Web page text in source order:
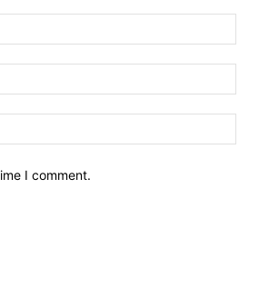
I comment.